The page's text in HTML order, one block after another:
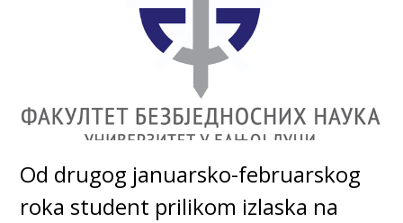
Od drugog januarsko-februarskog
roka student prilikom izlaska na